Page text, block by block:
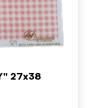
27x38